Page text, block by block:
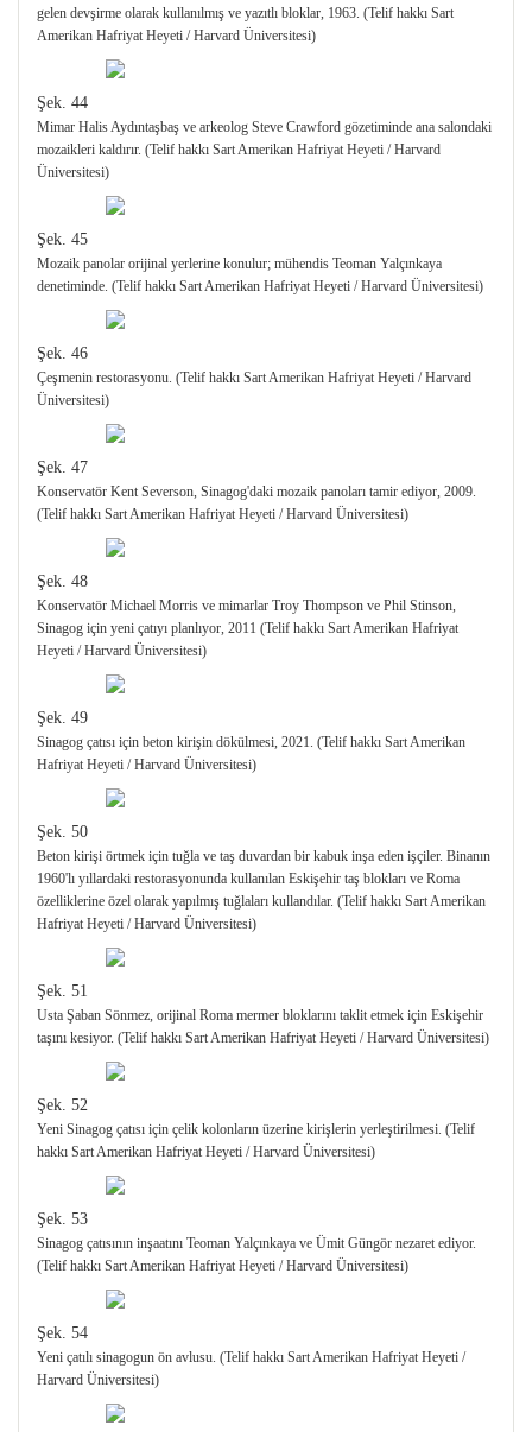
gelen devşirme olarak kullanılmış ve yazıtlı bloklar, 1963. (Telif hakkı Sart
Amerikan Hafriyat Heyeti / Harvard Üniversitesi)
Şek. 44
Mimar Halis Aydıntaşbaş ve arkeolog Steve Crawford gözetiminde ana salondaki
mozaikleri kaldırır. (Telif hakkı Sart Amerikan Hafriyat Heyeti / Harvard
Üniversitesi)
Şek. 45
Mozaik panolar orijinal yerlerine konulur; mühendis Teoman Yalçınkaya
denetiminde. (Telif hakkı Sart Amerikan Hafriyat Heyeti / Harvard Üniversitesi)
Şek. 46
Çeşmenin restorasyonu. (Telif hakkı Sart Amerikan Hafriyat Heyeti / Harvard
Üniversitesi)
Şek. 47
Konservatör Kent Severson, Sinagog'daki mozaik panoları tamir ediyor, 2009.
(Telif hakkı Sart Amerikan Hafriyat Heyeti / Harvard Üniversitesi)
Şek. 48
Konservatör Michael Morris ve mimarlar Troy Thompson ve Phil Stinson,
Sinagog için yeni çatıyı planlıyor, 2011 (Telif hakkı Sart Amerikan Hafriyat
Heyeti / Harvard Üniversitesi)
Şek. 49
Sinagog çatısı için beton kirişin dökülmesi, 2021. (Telif hakkı Sart Amerikan
Hafriyat Heyeti / Harvard Üniversitesi)
Şek. 50
Beton kirişi örtmek için tuğla ve taş duvardan bir kabuk inşa eden işçiler. Binanın
1960'lı yıllardaki restorasyonunda kullanılan Eskişehir taş blokları ve Roma
özelliklerine özel olarak yapılmış tuğlaları kullandılar. (Telif hakkı Sart Amerikan
Hafriyat Heyeti / Harvard Üniversitesi)
Şek. 51
Usta Şaban Sönmez, orijinal Roma mermer bloklarını taklit etmek için Eskişehir
taşını kesiyor. (Telif hakkı Sart Amerikan Hafriyat Heyeti / Harvard Üniversitesi)
Şek. 52
Yeni Sinagog çatısı için çelik kolonların üzerine kirişlerin yerleştirilmesi. (Telif
hakkı Sart Amerikan Hafriyat Heyeti / Harvard Üniversitesi)
Şek. 53
Sinagog çatısının inşaatını Teoman Yalçınkaya ve Ümit Güngör nezaret ediyor.
(Telif hakkı Sart Amerikan Hafriyat Heyeti / Harvard Üniversitesi)
Şek. 54
Yeni çatılı sinagogun ön avlusu. (Telif hakkı Sart Amerikan Hafriyat Heyeti /
Harvard Üniversitesi)